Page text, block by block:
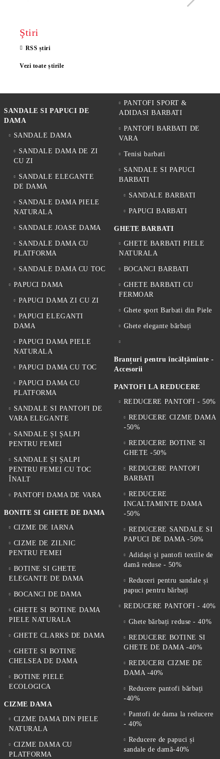
Ştiri
RSS știri
Vezi toate știrile
SANDALE SI PAPUCI DE
DAMA
SANDALE DAMA
SANDALE DAMA DE ZI
CU ZI
SANDALE ELEGANTE
DE DAMA
SANDALE DAMA PIELE
NATURALA
SANDALE JOASE DAMA
SANDALE DAMA CU
PLATFORMA
SANDALE DAMA CU TOC
PAPUCI DAMA
PAPUCI DAMA ZI CU ZI
PAPUCI ELEGANTI
DAMA
PAPUCI DAMA PIELE
NATURALA
PAPUCI DAMA CU TOC
PAPUCI DAMA CU
PLATFORMA
SANDALE SI PANTOFI DE
VARA ELEGANTE
SANDALE ȘI ȘALPI
PENTRU FEMEI
SANDALE ȘI ȘALPI
PENTRU FEMEI CU TOC
ÎNALT
PANTOFI DAMA DE VARA
BONITE SI GHETE DE DAMA
CIZME DE IARNA
CIZME DE ZILNIC
PENTRU FEMEI
BOTINE SI GHETE
ELEGANTE DE DAMA
BOCANCI DE DAMA
GHETE SI BOTINE DAMA
PIELE NATURALA
GHETE CLARKS DE DAMA
GHETE SI BOTINE
CHELSEA DE DAMA
BOTINE PIELE
ECOLOGICA
CIZME DAMA
CIZME DAMA DIN PIELE
NATURALA
CIZME DAMA CU
PLATFORMA
PANTOFI SPORT &
ADIDASI BARBATI
PANTOFI BARBATI DE
VARA
Tenisi barbati
SANDALE SI PAPUCI
BARBATI
SANDALE BARBATI
PAPUCI BARBATI
GHETE BARBATI
GHETE BARBATI PIELE
NATURALA
BOCANCI BARBATI
GHETE BARBATI CU
FERMOAR
Ghete sport Barbati din Piele
Ghete elegante bărbați
Branțuri pentru încălțăminte -
Accesorii
PANTOFI LA REDUCERE
REDUCERE PANTOFI - 50%
REDUCERE CIZME DAMA
-50%
REDUCERE BOTINE SI
GHETE -50%
REDUCERE PANTOFI
BARBATI
REDUCERE
INCALTAMINTE DAMA
-50%
REDUCERE SANDALE SI
PAPUCI DE DAMA -50%
Adidași și pantofi textile de
damă reduse - 50%
Reduceri pentru sandale și
papuci pentru bărbați
REDUCERE PANTOFI - 40%
Ghete bărbați reduse - 40%
REDUCERE BOTINE SI
GHETE DE DAMA -40%
REDUCERI CIZME DE
DAMA -40%
Reducere pantofi bărbați
-40%
Pantofi de dama la reducere
- 40%
Reducere de papuci și
sandale de damă-40%